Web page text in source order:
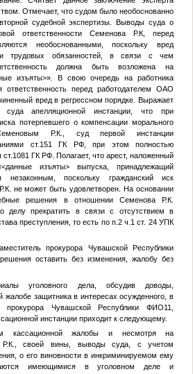
Отмечает, что судом было необоснованно
судебной экспертизы. Выводы суда о
ответственности Семенова Р.К, перед
необоснованными, поскольку вред
трудовых обязанностей, в связи с чем
должна быть возложена на
изъяты>». В свою очередь на работника
ответственность перед работодателем ОАО
вред в регрессном порядке. Выражает
апелляционной инстанции, что при
потерпевшего о компенсации морального
Р.К., суд первой инстанции
ст.151 ГК РФ, при этом полностью
ст.1081 ГК РФ. Полагает, что арест, наложенный
<данные изъяты>выпуска, принадлежащий
поскольку гражданский иск
не может быть удовлетворен. На основании
решения в отношении Семенова Р.К.
делу прекратить в связи с отсутствием в
преступления, то есть по п.2 ч.1 ст. 24 УПК
прокурора Чувашской Республики
оставить без изменения, жалобу без
уголовного дела, обсудив доводы,
жалобе защитника в интересах осужденного, в
прокурора Чувашской РеспубликиФИО11
инстанции приходит к следующему.
кассационной жалобы и несмотря на
Р.К., своей вины, выводы суда, с учетом
о его виновности в инкриминируемом ему
имеющимися в уголовном деле и